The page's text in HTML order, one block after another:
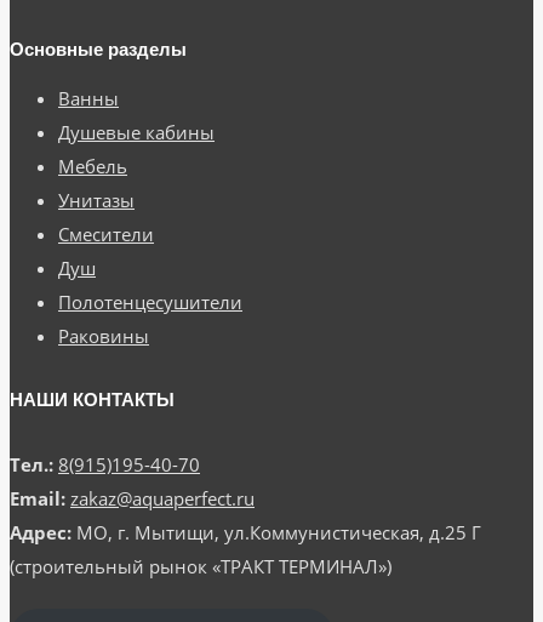
Основные разделы
Ванны
Душевые кабины
Мебель
Унитазы
Смесители
Душ
Полотенцесушители
Раковины
НАШИ КОНТАКТЫ
Тел.: 8(915)195-40-70
Email: zakaz@aquaperfect.ru
Адрес: МО, г. Мытищи, ул.Коммунистическая, д.25 Г
(строительный рынок «ТРАКТ ТЕРМИНАЛ»)